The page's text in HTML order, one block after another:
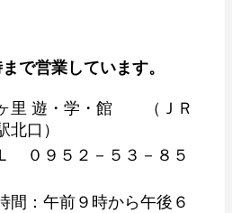
で営業しています。
里 遊・学・館 （ＪＲ
北口）
０９５２－５３－８５
間：午前９時から午後６